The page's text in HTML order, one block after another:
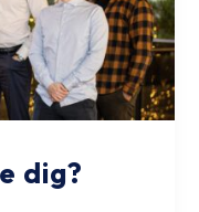
dig?